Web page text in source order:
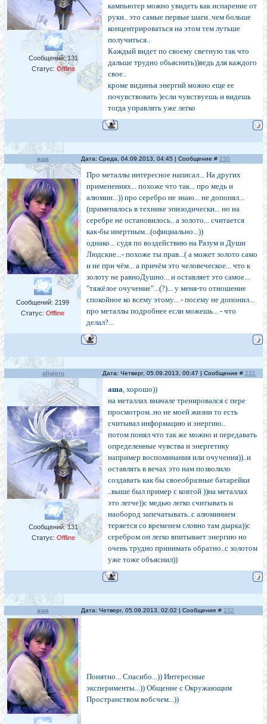
Сообщений:131
Статус: Offline
кампьютер можно увидеть как испарение от
руки.. это самые первые шаги..чем больше
концентрироваться на этом тем лутьше
получиться..
Каждый видет по своему светную так что
дальше трудно обьяснить))ведь для каждого
свое..
кроме видинья энергий можно еще ее
почувствовать )если чувствуешь и видешь
тогда управлять уже легко
аша Дата: Среда, 04.09.2013, 04:45 | Сообщение # 230
Сообщений: 2199
Статус: Offline
Про металлы интересное написал... На других
применениях... похоже что так... про медь и
алюмин...)) про серебро не знаю... не допонял...
(применялось в технике эпизодически... но на
серебре не остановилось.. а золото... считается
как-бы инертным...(официально...))
однако... судя по воздействию на Разум и Души
Людские...- похоже ты прав...( а может золото само
и не при чём... а причём это человеческое... что к
золоту не равноДушно... и оставляет это самое...
"тяжёлое очучение"...(?)... у меня-то отношение
спокойное ко всему этому... - посему не допонил...
про металлы подробнее если можешь... - что
делал?...
aligieru Дата: Четверг, 05.09.2013, 00:47 | Сообщение # 231
Сообщений:131
Статус: Offline
аша, хорошо))
на металлах вначале тренировался с пере
просмотром..но не моей жизни то есть
считывал информацию и энергию..
потом понял что так же можно и передавать
определенные чувства и энергетику
например воспоминания или очучения))..и
оставлять в вечах это нам позволило
создавать как бы своеобразные батарейки
..выше был пример с ковтой ))на металлах
это легче))с медью легко считывать и
наобород запечатывать..с алюминием
теряется со временем словно там дырка))с
серебром он легко впитывает энергию но
очень трудно принимать обратно..с золотом
уже тоже объяснил))
аша Дата: Четверг, 05.09.2013, 02:02 | Сообщение # 232
Понятно... Спасибо...)) Интересные
эксперименты...)) Общение с Окружающим
Пространством вобсчем...))